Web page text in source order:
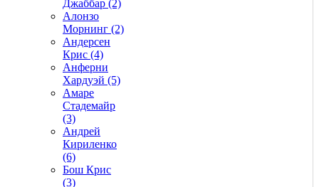
Джаббар (2)
Алонзо
Морнинг (2)
Андерсен
Крис (4)
Анферни
Xардуэй (5)
Амаре
Стадемайр
(3)
Андрей
Кириленко
(6)
Бош Крис
(3)